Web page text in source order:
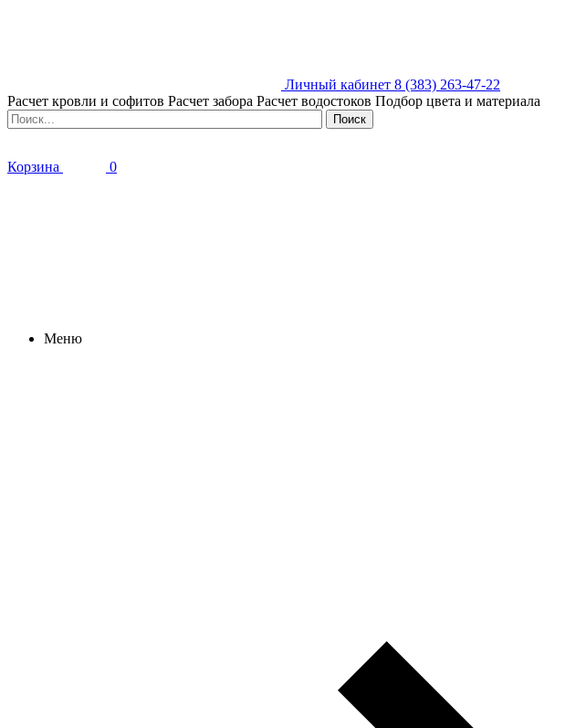
Личный кабинет 8 (383) 263-47-22
Расчет кровли и софитов Расчет забора Расчет водостоков Подбор цвета и материала
Корзина 0
Меню